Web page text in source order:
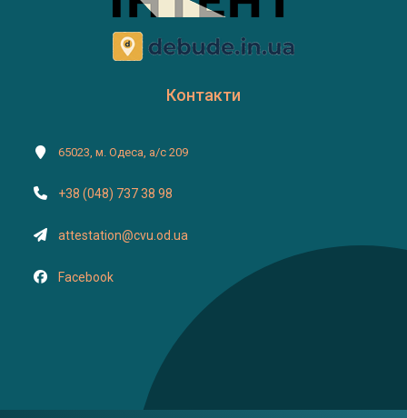
Контакти
65023, м. Одеса, а/с 209
+38 (048) 737 38 98
attestation@cvu.od.ua
Facebook